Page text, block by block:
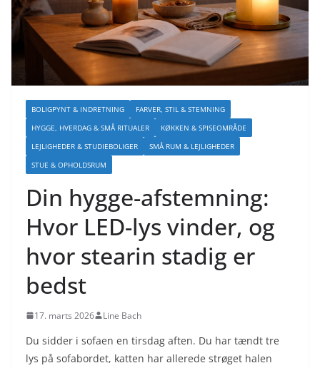
BOLIGPYNT & INDRETNING
FARVER, STIL & STEMNING
HYGGE, HVERDAG & SMÅ RITUALER
KØKKEN & SPISEOMRÅDE
LEJLIGHEDER & STUDIEBOLIGER
SMÅ RUM & LEJLIGHEDER
STUE & OPHOLDSRUM
Din hygge-afstemning:
Hvor LED-lys vinder, og
hvor stearin stadig er
bedst
17. marts 2026 Line Bach
Du sidder i sofaen en tirsdag aften. Du har tændt tre
lys på sofabordet, katten har allerede strøget halen